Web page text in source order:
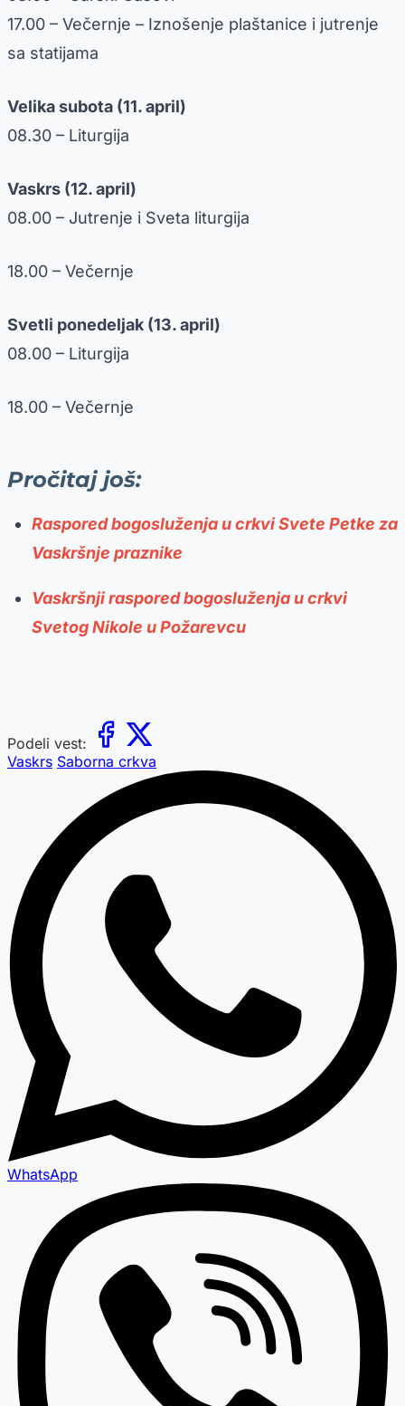
17.00 – Večernje – Iznošenje plaštanice i jutrenje
sa statijama
Velika subota (11. april)
08.30 – Liturgija
Vaskrs (12. april)
08.00 – Jutrenje i Sveta liturgija
18.00 – Večernje
Svetli ponedeljak (13. april)
08.00 – Liturgija
18.00 – Večernje
Pročitaj još:
Raspored bogosluženja u crkvi Svete Petke za
Vaskršnje praznike
Vaskršnji raspored bogosluženja u crkvi
Svetog Nikole u Požarevcu
Podeli vest:
Vaskrs Saborna crkva
WhatsApp